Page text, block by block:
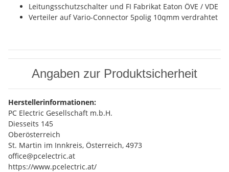
Leitungsschutzschalter und FI Fabrikat Eaton ÖVE / VDE
Verteiler auf Vario-Connector 5polig 10qmm verdrahtet
Angaben zur Produktsicherheit
Herstellerinformationen:
PC Electric Gesellschaft m.b.H.
Diesseits 145
Oberösterreich
St. Martin im Innkreis, Österreich, 4973
office@pcelectric.at
https://www.pcelectric.at/